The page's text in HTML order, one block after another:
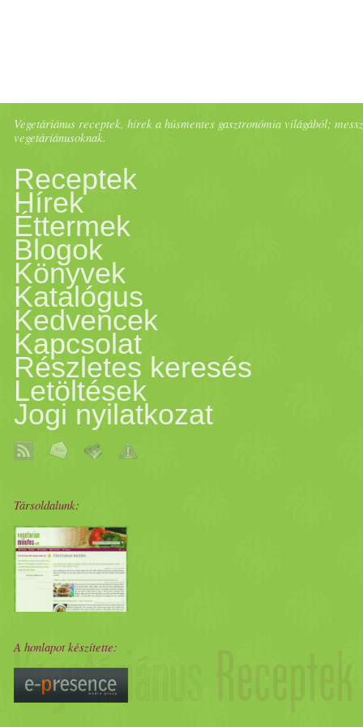
körbevágtam a tortát,
Vegetáriánus receptek, hírek a húsmentes gasztronómia világából;
vegetáriánusoknak.
Receptek
Hírek
Éttermek
Blogok
Könyvek
Katalógus
Kedvencek
Kapcsolat
Részletes keresés
Letöltések
Jogi nyilatkozat
Társoldalunk:
A honlapot készítette: